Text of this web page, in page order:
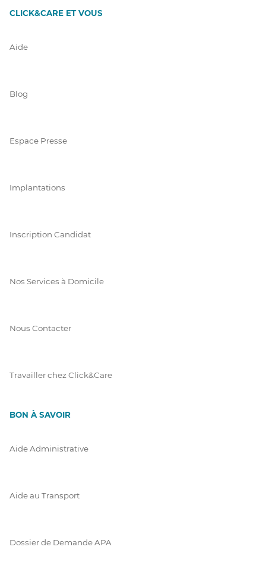
CLICK&CARE ET VOUS
Aide
Blog
Espace Presse
Implantations
Inscription Candidat
Nos Services à Domicile
Nous Contacter
Travailler chez Click&Care
BON À SAVOIR
Aide Administrative
Aide au Transport
Dossier de Demande APA